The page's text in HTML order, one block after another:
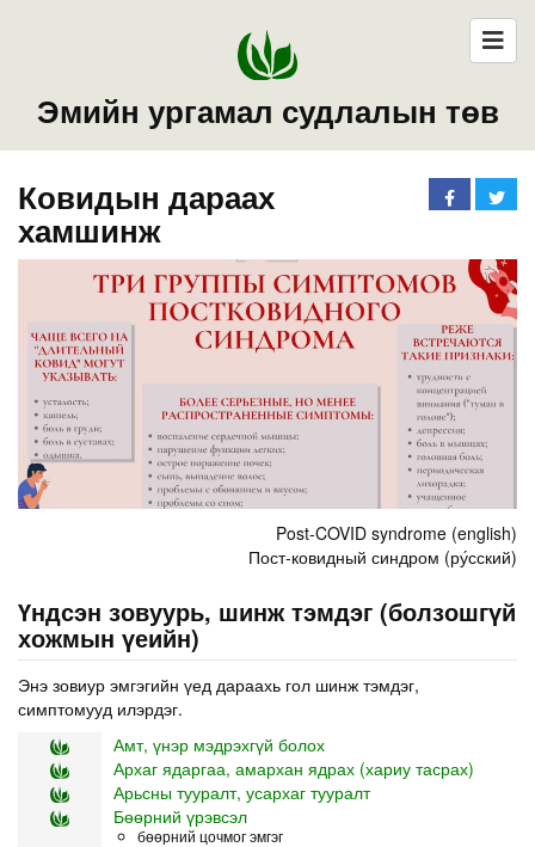
Эмийн ургамал судлалын төв
Ковидын дараах
хамшинж
Post-COVID syndrome (english)
Пост-ковидный синдром (ру́сский)
Үндсэн зовуурь, шинж тэмдэг (болзошгүй
хожмын үеийн)
Энэ зовиур эмгэгийн үед дараахь гол шинж тэмдэг,
симптомууд илэрдэг.
Амт, үнэр мэдрэхгүй болох
Архаг ядаргаа, амархан ядрах (хариу тасрах)
Арьсны тууралт, усархаг тууралт
Бөөрний үрэвсэл
бөөрний цочмог эмгэг